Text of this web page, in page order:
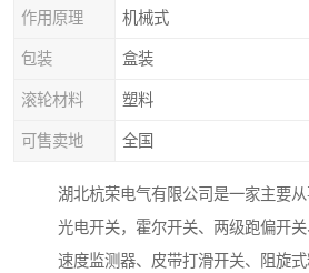
作用原理 机械式
包装 盒装
滚轮材料 塑料
可售卖地 全国
湖北杭荣电气有限公司是一家主要从
光电开关，霍尔开关、两级跑偏开关
速度监测器、皮带打滑开关、阻旋